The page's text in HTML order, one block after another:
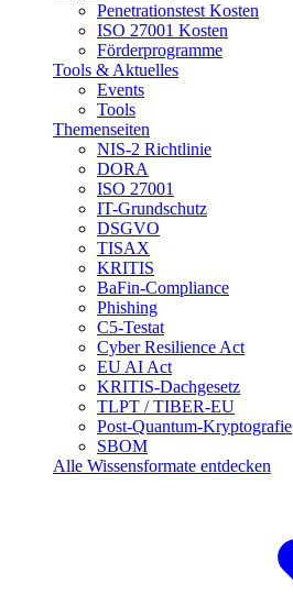
Penetrationstest Kosten
ISO 27001 Kosten
Förderprogramme
Tools & Aktuelles
Events
Tools
Themenseiten
NIS-2 Richtlinie
DORA
ISO 27001
IT-Grundschutz
DSGVO
TISAX
KRITIS
BaFin-Compliance
Phishing
C5-Testat
Cyber Resilience Act
EU AI Act
KRITIS-Dachgesetz
TLPT / TIBER-EU
Post-Quantum-Kryptografie
SBOM
Alle Wissensformate entdecken